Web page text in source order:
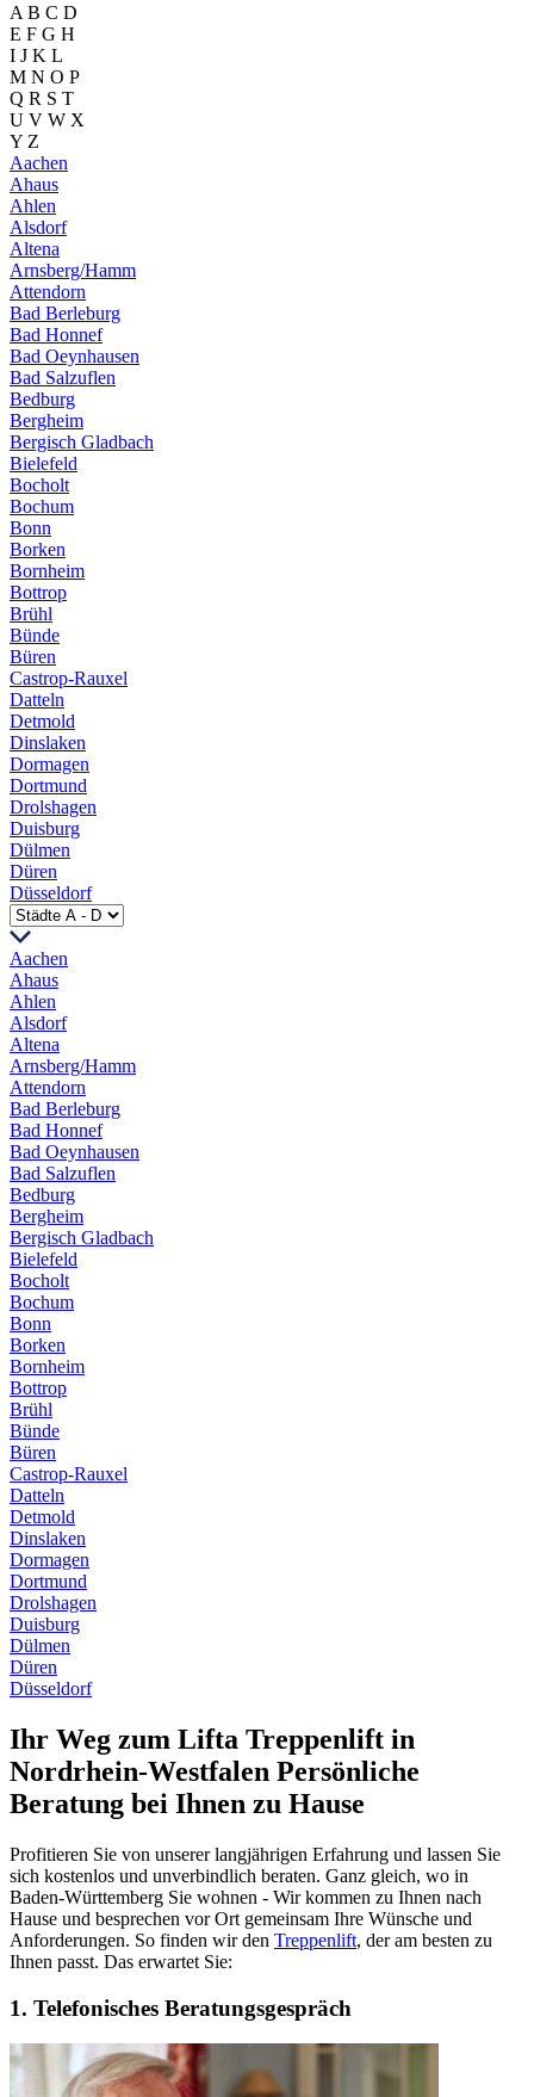
A B C D
E F G H
I J K L
M N O P
Q R S T
U V W X
Y Z
Aachen
Ahaus
Ahlen
Alsdorf
Altena
Arnsberg/Hamm
Attendorn
Bad Berleburg
Bad Honnef
Bad Oeynhausen
Bad Salzuflen
Bedburg
Bergheim
Bergisch Gladbach
Bielefeld
Bocholt
Bochum
Bonn
Borken
Bornheim
Bottrop
Brühl
Bünde
Büren
Castrop-Rauxel
Datteln
Detmold
Dinslaken
Dormagen
Dortmund
Drolshagen
Duisburg
Dülmen
Düren
Düsseldorf
Aachen
Ahaus
Ahlen
Alsdorf
Altena
Arnsberg/Hamm
Attendorn
Bad Berleburg
Bad Honnef
Bad Oeynhausen
Bad Salzuflen
Bedburg
Bergheim
Bergisch Gladbach
Bielefeld
Bocholt
Bochum
Bonn
Borken
Bornheim
Bottrop
Brühl
Bünde
Büren
Castrop-Rauxel
Datteln
Detmold
Dinslaken
Dormagen
Dortmund
Drolshagen
Duisburg
Dülmen
Düren
Düsseldorf
Ihr Weg zum Lifta Treppenlift in
Nordrhein-Westfalen Persönliche
Beratung bei Ihnen zu Hause
Profitieren Sie von unserer langjährigen Erfahrung und lassen Sie
sich kostenlos und unverbindlich beraten. Ganz gleich, wo in
Baden-Württemberg Sie wohnen - Wir kommen zu Ihnen nach
Hause und besprechen vor Ort gemeinsam Ihre Wünsche und
Anforderungen. So finden wir den Treppenlift, der am besten zu
Ihnen passt. Das erwartet Sie:
1. Telefonisches Beratungsgespräch